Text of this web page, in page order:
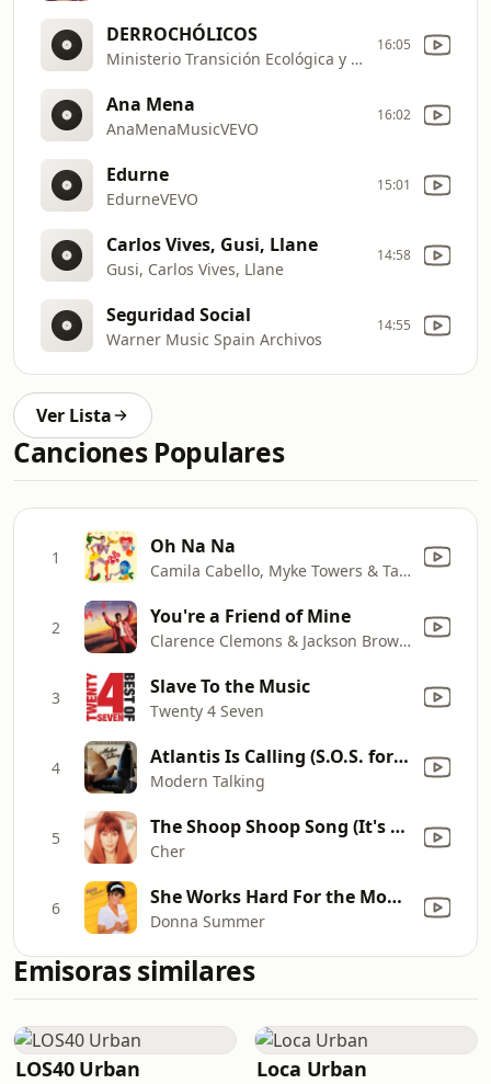
DERROCHÓLICOS
Ministerio Transición Ecológica y Reto Demográfico
16:05
Ana Mena
AnaMenaMusicVEVO
16:02
Edurne
EdurneVEVO
15:01
Carlos Vives, Gusi, Llane
Gusi, Carlos Vives, Llane
14:58
Seguridad Social
Warner Music Spain Archivos
14:55
Ver Lista
Canciones Populares
1 Oh Na Na
Camila Cabello, Myke Towers & Tainy
2 You're a Friend of Mine
Clarence Clemons & Jackson Browne
3 Slave To the Music
Twenty 4 Seven
4 Atlantis Is Calling (S.O.S. for Love)
Modern Talking
5 The Shoop Shoop Song (It's In His Kiss)
Cher
6 She Works Hard For the Money
Donna Summer
Emisoras similares
LOS40 Urban Loca Urban